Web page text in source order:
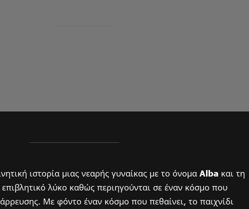
ιστορία μιας νεαρής γυναίκας με το όνομα Alba και τη
λύκο καθώς περιηγούνται σε έναν κόσμο που
Με φόντο έναν κόσμο που πεθαίνει, το παιχνίδι